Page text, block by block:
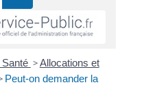
>Allocations et
Peut-on demander la